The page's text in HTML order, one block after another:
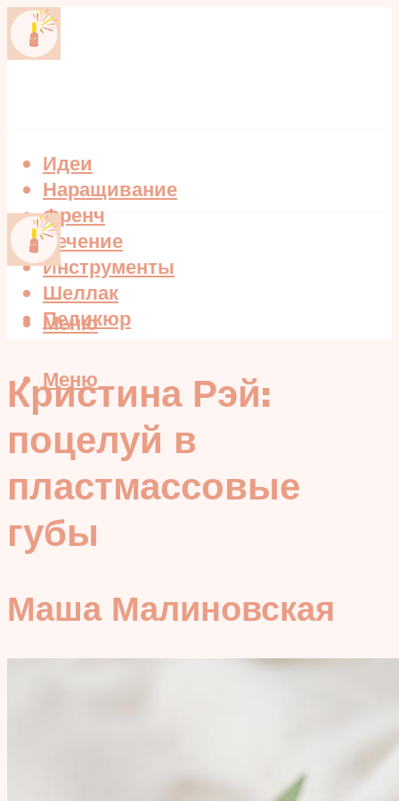
Идеи
Наращивание
Френч
Лечение
Инструменты
Шеллак
Педикюр
Меню
Меню
Кристина Рэй:
поцелуй в
пластмассовые
губы
Маша Малиновская